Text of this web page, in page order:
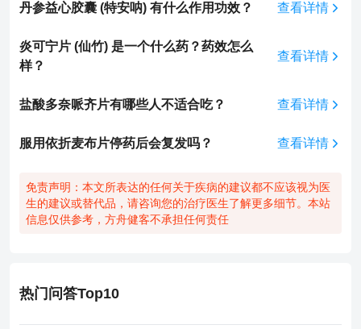
丹参益心胶囊 (特安呐) 有什么作用功效？ 查看详情
炎可宁片 (仙竹) 是一个什么药？药效怎么
样？
查看详情
盐酸多奈哌齐片有哪些人不适合吃？ 查看详情
服用依折麦布片停药后会复发吗？ 查看详情
免责声明：本文所表达的任何关于疾病的建议都不应该视为医
生的建议或替代品，请咨询您的治疗医生了解更多细节。本站
信息仅供参考，方舟健客不承担任何责任
热门问答Top10